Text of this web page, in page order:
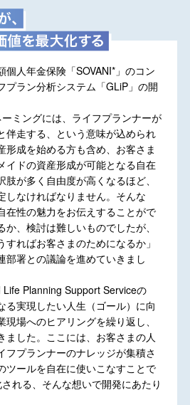
個人年金保険「SOVANI*」のコン
プラン分析システム「GLiP」の開
ミングには、ライフプランナーが
伴走する、という意味が込められ
形成を始める方も含め、お客さま
イドの資産形成が可能となる自在
が多く自由度が高くなるほど、
しなければなりません。そんな
在性の魅力をお伝えすることがで
、検討は難しいものでしたが、
ればお客さまのためになるか」
部署との議論を進めていきまし
Planning Support Serviceの
る実現したい人生（ゴール）に向
場へのヒアリングを繰り返し、
ました。ここには、お客さまの人
フプランナーのナレッジが集積さ
ツールを自在に使いこなすことで
れる、そんな想いで開発にあたり